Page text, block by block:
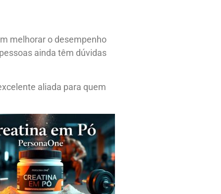
melhorar o desempenho
ainda têm dúvidas
aliada para quem